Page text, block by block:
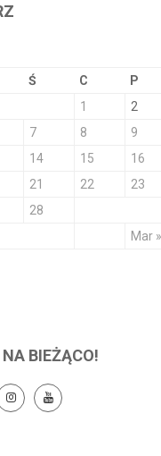
Ś C P
Mar »
1 2
7 8 9
14 15 16
21 22 23
28
BIEŻĄCO!